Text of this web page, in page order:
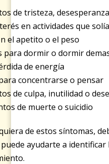
de tristeza,
en actividades que
el apetito o el peso
para dormir o dormir
de energía
concentrarse o pensar
de culpa, inutilidad o
de muerte o suicidio
de estos síntomas,
ayudarte a